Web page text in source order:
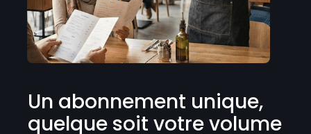
Un abonnement unique,
quelque soit votre volume